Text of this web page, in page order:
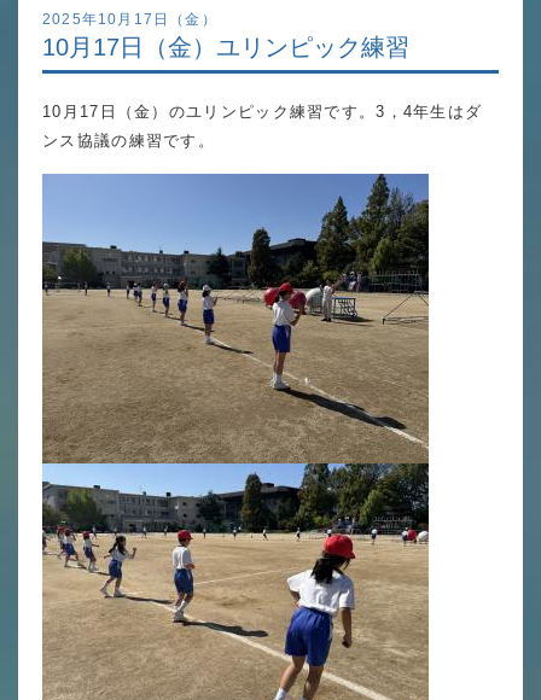
2025年10月17日（金）
10月17日（金）ユリンピック練習
10月17日（金）のユリンピック練習です。3，4年生はダ
ンス協議の練習です。
授業の特色
教育の特色
英語力の向上
体育と食育
クラブ活動
委員会
百合学院小学校の一日
学校図書館
All in School
学校感染症に関する 報告書・登校
許可証